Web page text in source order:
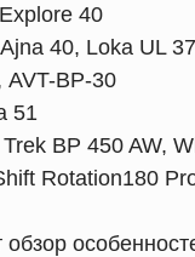
40
40, Loka UL
AVT-BP-30
51
BP 450 AW,
Rotation180
обзор